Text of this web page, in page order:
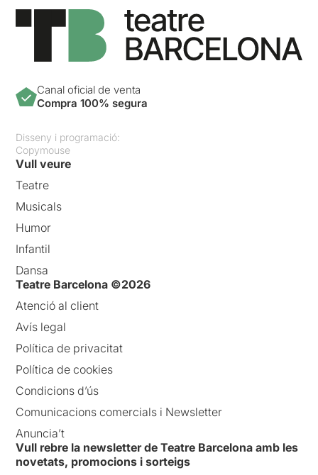
Canal oficial de venta
Compra 100% segura
Disseny i programació:
Copymouse
Vull veure
Teatre
Musicals
Humor
Infantil
Dansa
Teatre Barcelona ©2026
Atenció al client
Avís legal
Política de privacitat
Política de cookies
Condicions d’ús
Comunicacions comercials i Newsletter
Anuncia’t
Vull rebre la newsletter de Teatre Barcelona amb les
novetats, promocions i sorteigs